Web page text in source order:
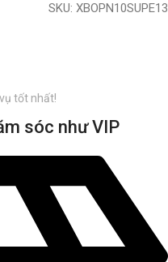
SKU: XBOPN10SUPE13
tốt nhất!
sóc như VIP